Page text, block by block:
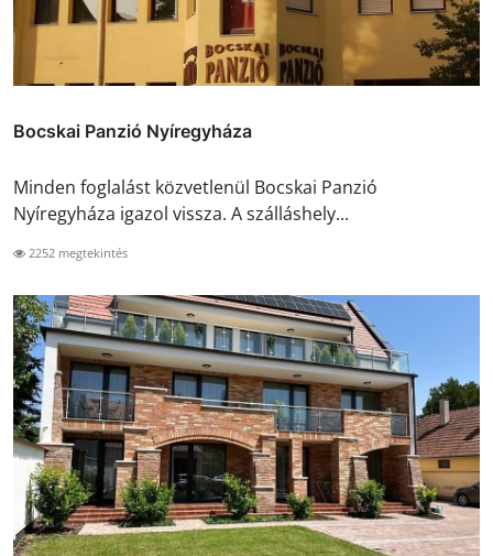
Bocskai Panzió Nyíregyháza
Minden foglalást közvetlenül Bocskai Panzió
Nyíregyháza igazol vissza. A szálláshely...
2252 megtekintés